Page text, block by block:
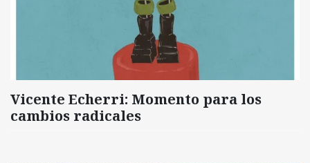
Vicente Echerri: Momento para los
cambios radicales